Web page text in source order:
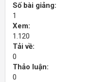
Số bài giảng:
1
Xem:
1.120
Tải về:
0
Thảo luận:
0